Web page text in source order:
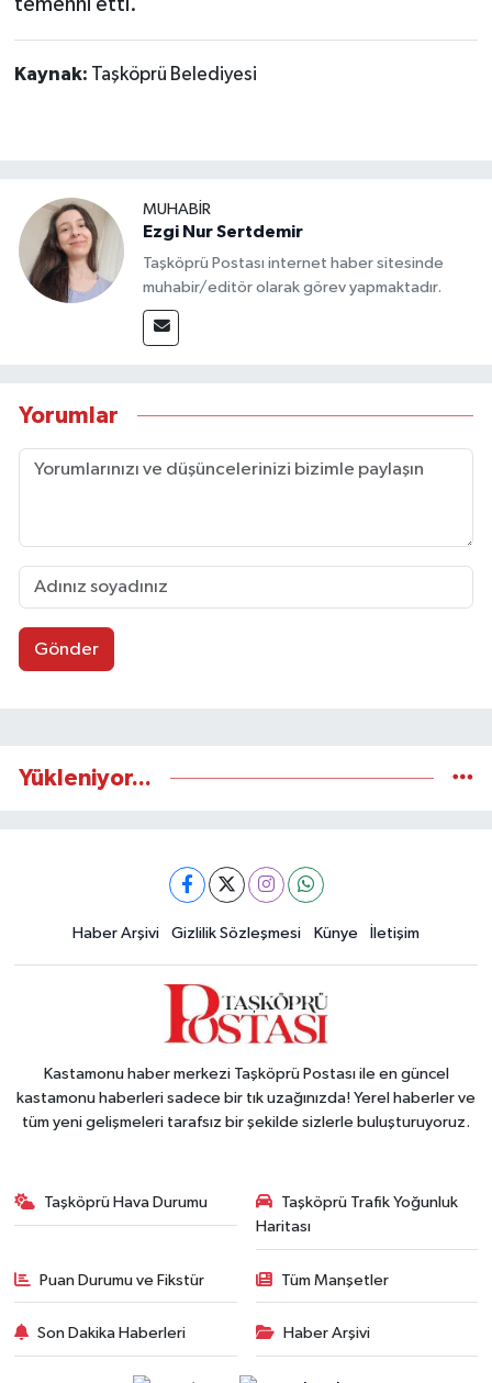
temenni etti.
Kaynak: Taşköprü Belediyesi
MUHABİR
Ezgi Nur Sertdemir
Taşköprü Postası internet haber sitesinde
muhabir/editör olarak görev yapmaktadır.
Yorumlar
Gönder
Yükleniyor...
Haber Arşivi Gizlilik Sözleşmesi Künye İletişim
Kastamonu haber merkezi Taşköprü Postası ile en güncel
kastamonu haberleri sadece bir tık uzağınızda! Yerel haberler ve
tüm yeni gelişmeleri tarafsız bir şekilde sizlerle buluşturuyoruz.
Taşköprü Hava Durumu
Taşköprü Trafik Yoğunluk
Haritası
Puan Durumu ve Fikstür Tüm Manşetler
Son Dakika Haberleri Haber Arşivi